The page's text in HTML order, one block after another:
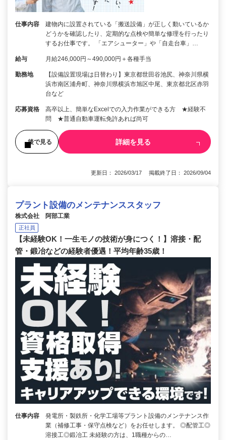
仕事内容
建物内に設置されている「搬送設備」が正しく動いているか
どうかを確認したり、定期的な点検や簡単な修理を行ったり
するお仕事です。 「エアシューター」や「自走台車」…
給与 月給246,000円～490,000円＋各種手当
勤務地
【設備設置現場は日替わり】東京都世田谷池尻、神奈川県横
浜市南区浦舟町、神奈川県横浜市旭区中尾、東京都北区赤羽
台など
応募資格
高卒以上、簡単なExcelでの入力作業ができる方 ★経験不
問 ★普通自動車運転免許あれば尚可
後で見る 詳細を見る
更新日： 2026/03/17 掲載終了日： 2026/09/04
プラント設備のメンテナンススタッフ
株式会社 阿部工業
正社員
【未経験OK！一生モノの技術が身につく！】溶接・配
管・鍛冶などの経験者優遇！平均年齢35歳！
仕事内容
発電所・製鉄所・化学工場等プラント設備のメンテナンス作
業（補修工事・保守点検など）をお任せします。 ◎配管工◎
溶接工◎鍛冶工 未経験の方は、1職種からの…